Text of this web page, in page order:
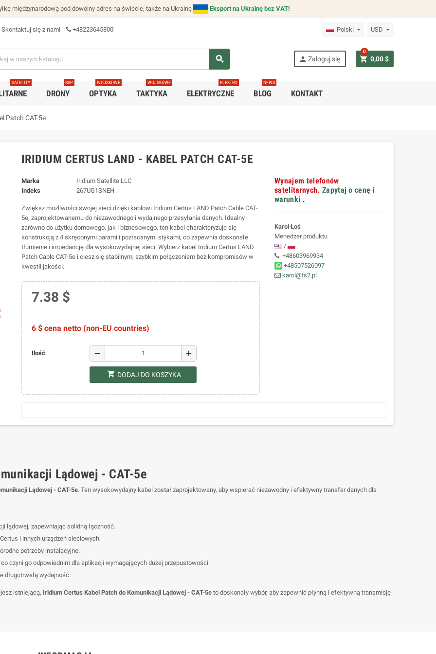
międzynarodową pod dowolny adres na świecie, także na Ukrainę Eksport na Ukrainę bez VAT!
Skontaktuj się z nami +48223645800 Polski USD
search person Zaloguj się shopping_cart 0,00 $
0
SATELITY
DRONY
BSP
OPTYKA
WOJSKOWE
TAKTYKA
WOJSKOWE
ELEKTRYCZNE
ELEKTRO
BLOG
NEWS
KONTAKT
Patch CAT-5e
IRIDIUM CERTUS LAND - KABEL PATCH CAT-5E
Marka
Iridium Satellite LLC
Indeks
267UG1SNEH
Zwiększ możliwości swojej sieci dzięki kablowi Iridium Certus LAND Patch Cable CAT-
5e, zaprojektowanemu do niezawodnego i wydajnego przesyłania danych. Idealny
zarówno do użytku domowego, jak i biznesowego, ten kabel charakteryzuje się
konstrukcją z 4 skręconymi parami i pozłacanymi stykami, co zapewnia doskonałe
tłumienie i impedancję dla wysokowydajnej sieci. Wybierz kabel Iridium Certus LAND
Patch Cable CAT-5e i ciesz się stabilnym, szybkim połączeniem bez kompromisów w
kwestii jakości.
7.38 $
6 $ cena netto (non-EU countries)
Ilość remove add
shopping_cart DODAJ DO KOSZYKA
Wynajem telefonów
satelitarnych. Zapytaj o cenę i
warunki .
Karol Łoś
Menedżer produktu
/
+48603969934
+48507526097
karol@ts2.pl
Lądowej - CAT-5e
Lądowej - CAT-5e. Ten wysokowydajny kabel został zaprojektowany, aby wspierać niezawodny i efektywny transfer danych dla
lądowej, zapewniając solidną łączność.
i innych urządzeń sieciowych.
potrzeby instalacyjne.
czyni go odpowiednim dla aplikacji wymagających dużej przepustowości.
długotrwałą wydajność.
istniejącą, Iridium Certus Kabel Patch do Komunikacji Lądowej - CAT-5e to doskonały wybór, aby zapewnić płynną i efektywną transmisję